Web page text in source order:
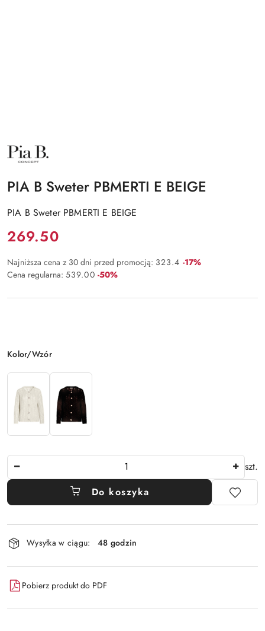
NAZWA
PRODUCENTA:
PIA
PIA B Sweter PBMERTI E BEIGE
PIA B Sweter PBMERTI E BEIGE
Cena:
269.50
Najniższa cena z 30 dni przed promocją: 323.4 Rabat:
-17%
Cena regularna: 539.00 Rabat:
-50%
Wariant
Kolor/Wzór
szt.
Do koszyka
Dostępność
i
dostawa
Wysyłka w ciągu: 48 godzin
Pobierz produkt do PDF